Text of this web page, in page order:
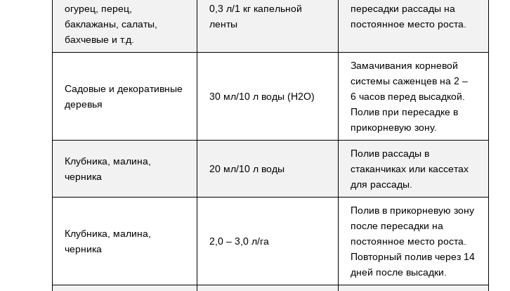
огурец, перец,
баклажаны, салаты,
бахчевые и т.д.
0,3 л/1 кг капельной
ленты
пересадки рассады на
постоянное место роста.
Садовые и декоративные
деревья
30 мл/10 л воды (Н2О)
Замачивания корневой
системы саженцев на 2 –
6 часов перед высадкой.
Полив при пересадке в
прикорневую зону.
Клубника, малина,
черника
20 мл/10 л воды
Полив рассады в
стаканчиках или кассетах
для рассады.
Клубника, малина,
черника
2,0 – 3,0 л/га
Полив в прикорневую зону
после пересадки на
постоянное место роста.
Повторный полив через 14
дней после высадки.